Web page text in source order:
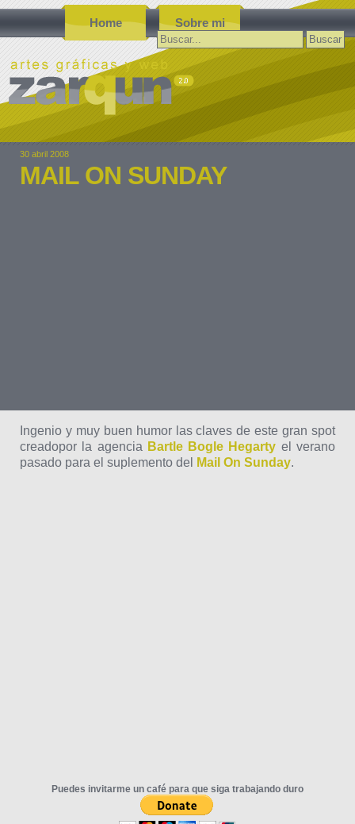
Home Sobre mi
Buscar:
30 abril 2008
MAIL ON SUNDAY
Ingenio y muy buen humor las claves de este gran spot
creadopor la agencia Bartle Bogle Hegarty el verano
pasado para el suplemento del
Mail On Sunday.
Puedes invitarme un café para que siga trabajando duro